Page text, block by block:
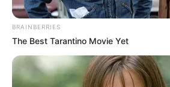
BRAINBERRIES
The Best Tarantino Movie Yet